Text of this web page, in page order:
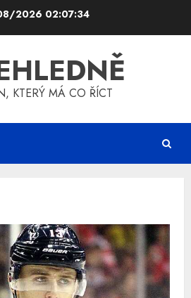
2026 02:07:34
KTERÝ MÁ CO ŘÍCT